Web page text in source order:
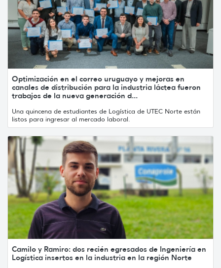
Optimización en el correo uruguayo y mejoras en
canales de distribución para la industria láctea fueron
trabajos de la nueva generación d...
Una quincena de estudiantes de Logística de UTEC Norte están
listos para ingresar al mercado laboral.
Camilo y Ramiro: dos recién egresados de Ingeniería en
Logística insertos en la industria en la región Norte